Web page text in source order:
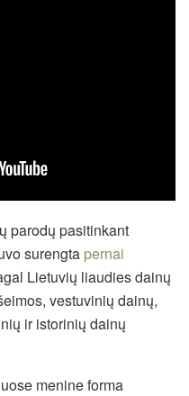
parodų pasitinkant
surengta pernai
Lietuvių liaudies dainų
vestuvinių dainų,
ir istorinių dainų
menine forma